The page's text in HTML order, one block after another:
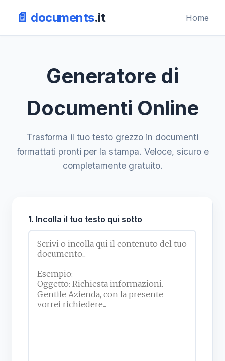
📄 documents.it Home
Generatore di
Documenti Online
Trasforma il tuo testo grezzo in documenti
formattati pronti per la stampa. Veloce, sicuro e
completamente gratuito.
1. Incolla il tuo testo qui sotto